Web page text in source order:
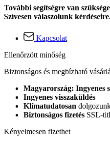
További segítségre van
Szívesen válaszolunk
Kapcsolat
Ellenőrzött minőség
Biztonságos és megbízható
Magyarország: Ingyenes
Ingyenes visszaküldés
Klímatudatosan
Biztonságos fizetés SSL-
Kényelmesen fizethet